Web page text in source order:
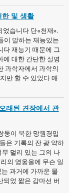
및 생활
습니다 단«천재».
이 말하는 재능있는
다 재능기 때문에 그
에 대한 간단한 설명
과학자에서 과학의
만 할 수 있었다 매
래된 견장에서 관
둥이 북한 망원경입
은 기록의 잔 광 약하
멀리 있는 그의 나
의 영웅을에 무슨 일
과거에 가까운 물
되었 짧은 감마선 버